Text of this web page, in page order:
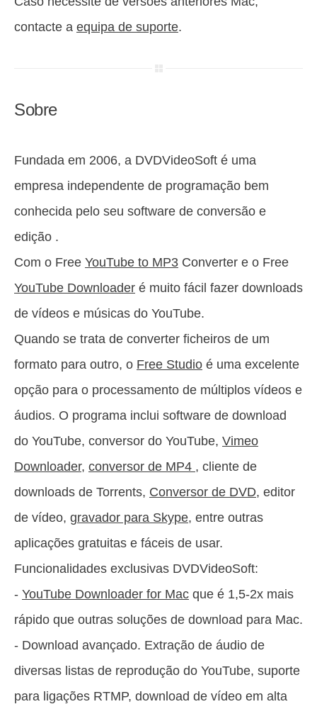
contacte a equipa de suporte.
Sobre
Fundada em 2006, a DVDVideoSoft é uma
empresa independente de programação bem
conhecida pelo seu software de conversão e
edição .
Com o Free YouTube to MP3 Converter e o Free
YouTube Downloader é muito fácil fazer downloads
de vídeos e músicas do YouTube.
Quando se trata de converter ficheiros de um
formato para outro, o Free Studio é uma excelente
opção para o processamento de múltiplos vídeos e
áudios. O programa inclui software de download
do YouTube, conversor do YouTube, Vimeo
Downloader, conversor de MP4 , cliente de
downloads de Torrents, Conversor de DVD, editor
de vídeo, gravador para Skype, entre outras
aplicações gratuitas e fáceis de usar.
Funcionalidades exclusivas DVDVideoSoft:
- YouTube Downloader for Mac que é 1,5-2x mais
rápido que outras soluções de download para Mac.
- Download avançado. Extração de áudio de
diversas listas de reprodução do YouTube, suporte
para ligações RTMP, download de vídeo em alta